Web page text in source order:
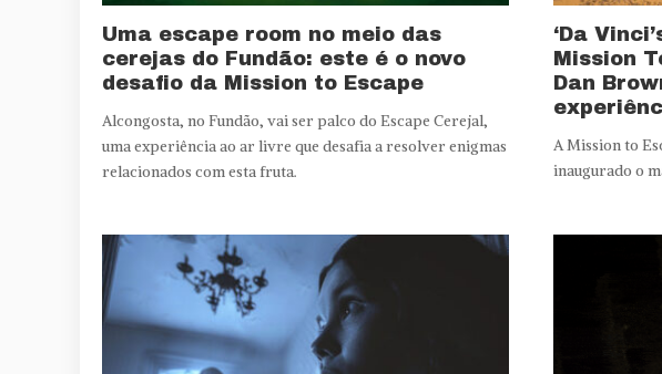
Uma escape room no meio das
cerejas do Fundão: este é o novo
desafio da Mission to Escape
Alcongosta, no Fundão, vai ser palco do Escape Cerejal,
uma experiência ao ar livre que desafia a resolver enigmas
relacionados com esta fruta.
‘Da
Mission
Dan
A Mission to
inaugurado o